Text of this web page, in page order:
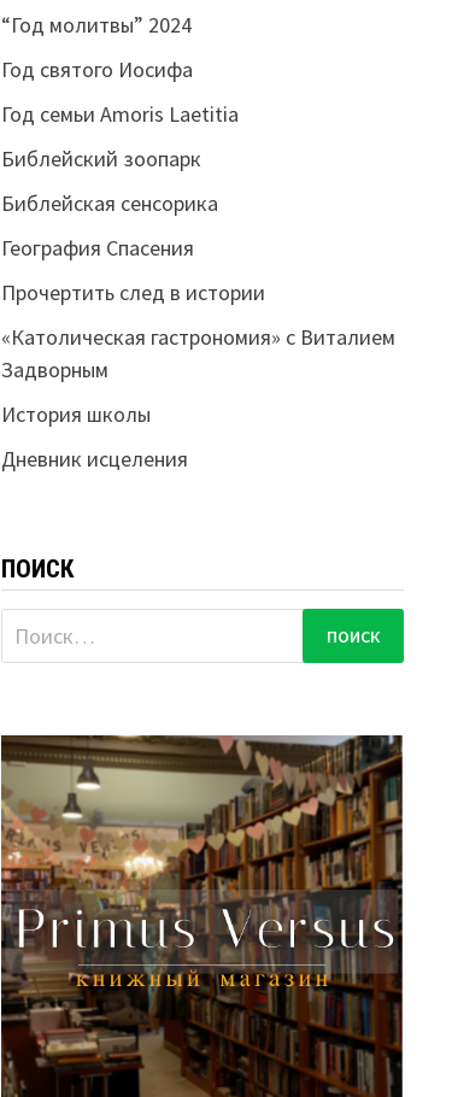
“Год молитвы” 2024
Год святого Иосифа
Год семьи Amoris Laetitia
Библейский зоопарк
Библейская сенсорика
География Спасения
Прочертить след в истории
«Католическая гастрономия» с Виталием
Задворным
История школы
Дневник исцеления
ПОИСК
Найти: